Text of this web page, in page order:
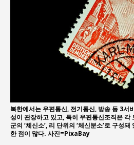
북한에서는 우편통신, 전기통신, 방송 등 3서
성이 관장하고 있고, 특히 우편통신조직은 각
군의 ‘체신소’, 리 단위의 ‘체신분소’로 구성
한 점이 많다. 사진=PixaBay